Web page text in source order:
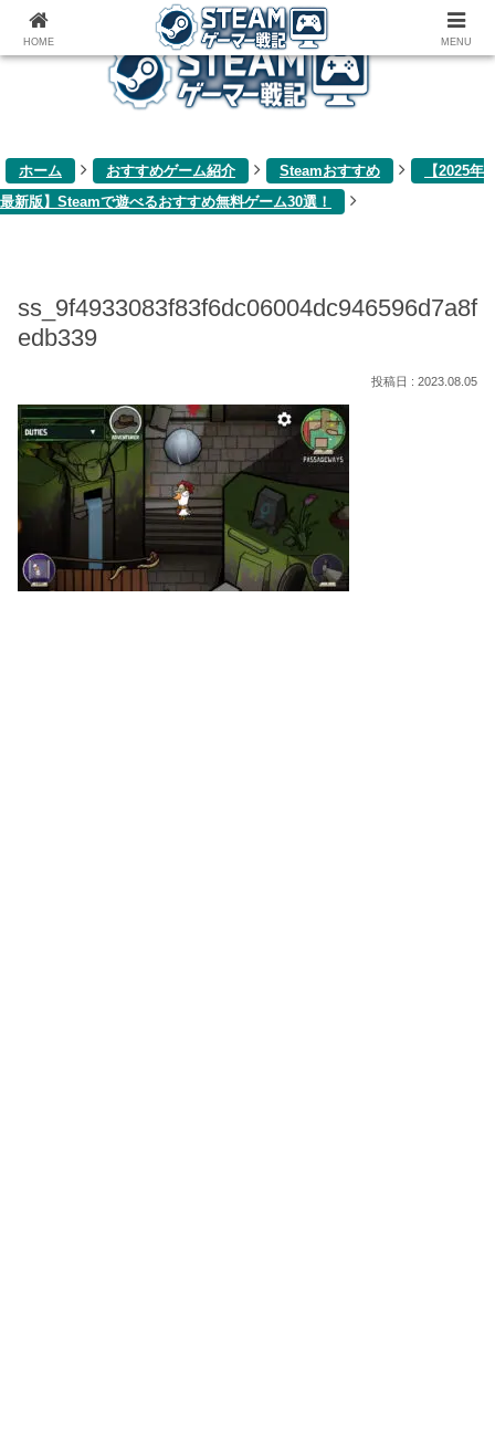
ゲーム関連雑記ブログ
ホーム おすすめゲーム紹介 Steamおすすめ
【2025年
最新版】Steamで遊べるおすすめ無料ゲーム30選！
ss_9f4933083f83f6dc06004dc946596d7a8f
edb339
2023.08.05
HOME MENU